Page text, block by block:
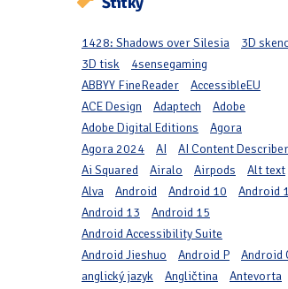
1428: Shadows over Silesia
3D
3D tisk
4sensegaming
ABBYY FineReader
AccessibleEU
ACE Design
Adaptech
Adobe
Adobe Digital Editions
Agora
Agora 2024
AI
AI Content Describer
Ai Squared
Airalo Airpods
Alt text
Alva
Android Android 10
Android
Android 13
Android 15
Android Accessibility Suite
Android Jieshuo
Android P
Android
anglický jazyk
Angličtina
Antevorta